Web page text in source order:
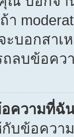
บอกสา
ถลบข้อค
ความที่ฉั
กับข้อคว